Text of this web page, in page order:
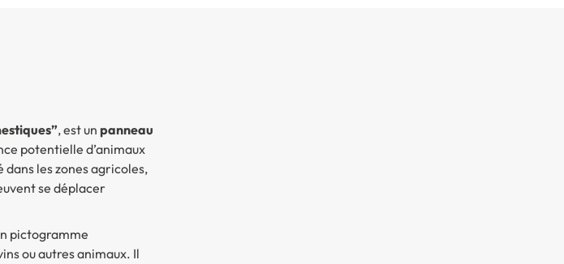
, est un panneau
potentielle d’animaux
les zones agricoles,
se déplacer
pictogramme
ou autres animaux. Il